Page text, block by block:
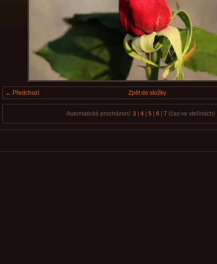
← Předchozí Zpět do složky
Automatické procházení: 3 4| 5| 6 7 (čas ve vteřinách)